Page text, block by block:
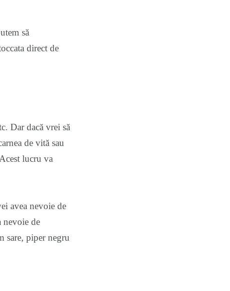
să
direct de
Dar dacă vrei să
de vită sau
lucru va
avea nevoie de
nevoie de
sare, piper negru